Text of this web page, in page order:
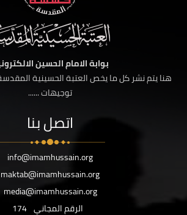
بوابة الامام الحسين
هنا يتم نشر كل ما يخص العتبة الحسينية
توجيهات ......
اتصل بنا
info@imamhussain.org
maktab@imamhussain.org
media@imamhussain.org
الرقم المجاني 174